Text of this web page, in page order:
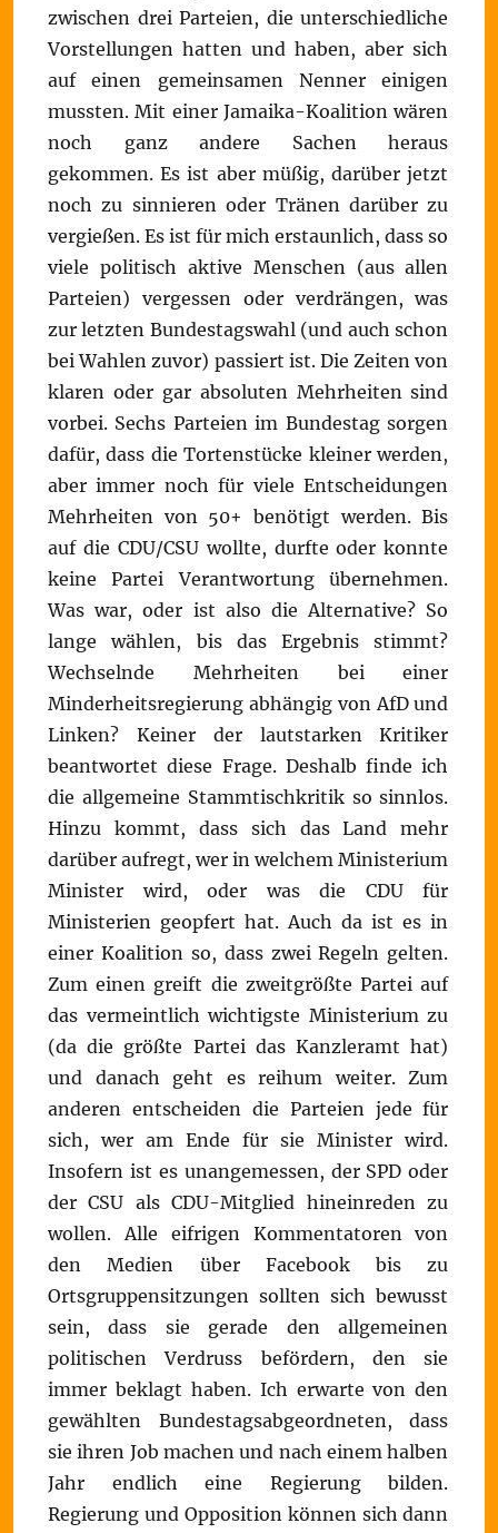
zwischen drei Parteien, die unterschiedliche
Vorstellungen hatten und haben, aber sich
auf einen gemeinsamen Nenner einigen
mussten. Mit einer Jamaika-Koalition wären
noch ganz andere Sachen heraus
gekommen. Es ist aber müßig, darüber jetzt
noch zu sinnieren oder Tränen darüber zu
vergießen. Es ist für mich erstaunlich, dass so
viele politisch aktive Menschen (aus allen
Parteien) vergessen oder verdrängen, was
zur letzten Bundestagswahl (und auch schon
bei Wahlen zuvor) passiert ist. Die Zeiten von
klaren oder gar absoluten Mehrheiten sind
vorbei. Sechs Parteien im Bundestag sorgen
dafür, dass die Tortenstücke kleiner werden,
aber immer noch für viele Entscheidungen
Mehrheiten von 50+ benötigt werden. Bis
auf die CDU/CSU wollte, durfte oder konnte
keine Partei Verantwortung übernehmen.
Was war, oder ist also die Alternative? So
lange wählen, bis das Ergebnis stimmt?
Wechselnde Mehrheiten bei einer
Minderheitsregierung abhängig von AfD und
Linken? Keiner der lautstarken Kritiker
beantwortet diese Frage. Deshalb finde ich
die allgemeine Stammtischkritik so sinnlos.
Hinzu kommt, dass sich das Land mehr
darüber aufregt, wer in welchem Ministerium
Minister wird, oder was die CDU für
Ministerien geopfert hat. Auch da ist es in
einer Koalition so, dass zwei Regeln gelten.
Zum einen greift die zweitgrößte Partei auf
das vermeintlich wichtigste Ministerium zu
(da die größte Partei das Kanzleramt hat)
und danach geht es reihum weiter. Zum
anderen entscheiden die Parteien jede für
sich, wer am Ende für sie Minister wird.
Insofern ist es unangemessen, der SPD oder
der CSU als CDU-Mitglied hineinreden zu
wollen. Alle eifrigen Kommentatoren von
den Medien über Facebook bis zu
Ortsgruppensitzungen sollten sich bewusst
sein, dass sie gerade den allgemeinen
politischen Verdruss befördern, den sie
immer beklagt haben. Ich erwarte von den
gewählten Bundestagsabgeordneten, dass
sie ihren Job machen und nach einem halben
Jahr endlich eine Regierung bilden.
Regierung und Opposition können sich dann